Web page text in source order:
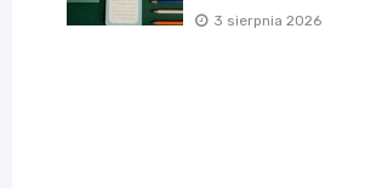
3 sierpnia 2026